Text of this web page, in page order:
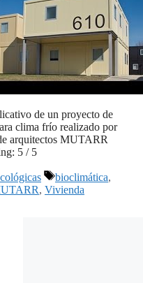
de un proyecto de
clima frío realizado por
arquitectos MUTARR
5 / 5
Etiquetas
bioclimática,
, Vivienda